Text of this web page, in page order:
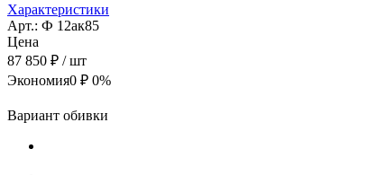
Характеристики
Арт.: Ф 12ак85
Цена
87 850 ₽ / шт
Экономия0 ₽ 0%
Вариант обивки